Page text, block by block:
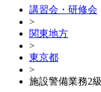
講習会・研修会
>
関東地方
>
東京都
>
施設警備業務2級